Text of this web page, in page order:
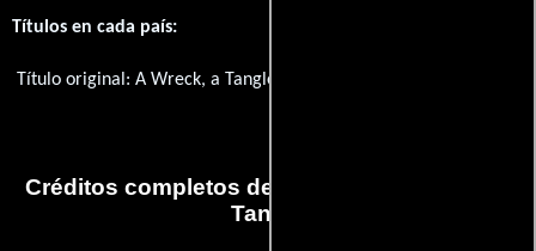
Títulos en cada país:
Título original:A Wreck, a Tangle
Créditos completos de la película A Wreck, a
Tangle